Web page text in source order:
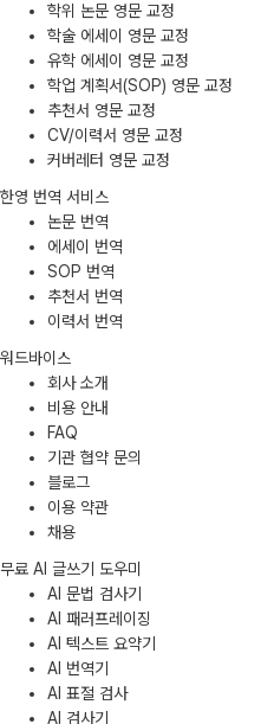
학위 논문 영문 교정
학술 에세이 영문 교정
유학 에세이 영문 교정
학업 계획서(SOP) 영문 교정
추천서 영문 교정
CV/이력서 영문 교정
커버레터 영문 교정
한영 번역 서비스
논문 번역
에세이 번역
SOP 번역
추천서 번역
이력서 번역
워드바이스
회사 소개
비용 안내
FAQ
기관 협약 문의
블로그
이용 약관
채용
무료 AI 글쓰기 도우미
AI 문법 검사기
AI 패러프레이징
AI 텍스트 요약기
AI 번역기
AI 표절 검사
AI 검사기